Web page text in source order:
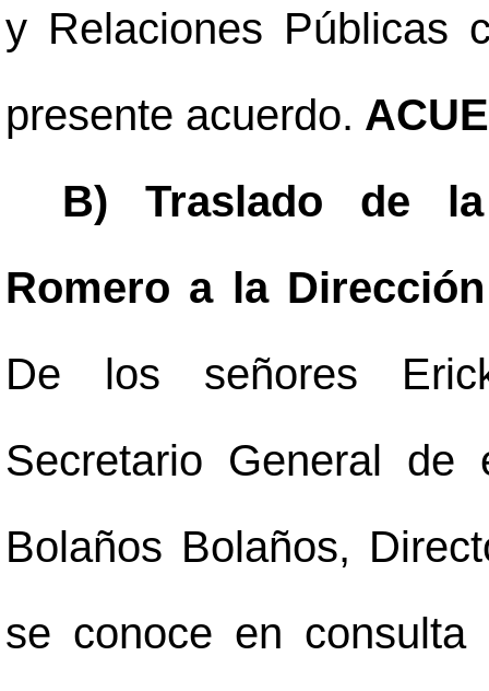
y Relaciones Públicas
presente acuerdo.
B) Traslado de
Romero a la
De los señores
Secretario General
Bolaños Bolaños,
se conoce en consulta